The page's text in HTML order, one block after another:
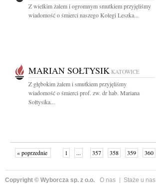
Z wielkim żalem i ogromnym smutkiem przyjęliśmy
wiadomość o śmierci naszego Kolegi Leszka...
MARIAN SOŁTYSIK KATOWICE
Z głębokim żalem i smutkiem przyjęliśmy
wiadomość o śmierci prof. zw. dr hab. Mariana
Sołtysika...
« poprzednie 1 ... 357 358 359 360
Copyright © Wyborcza sp. z o.o. O nas Staże u nas